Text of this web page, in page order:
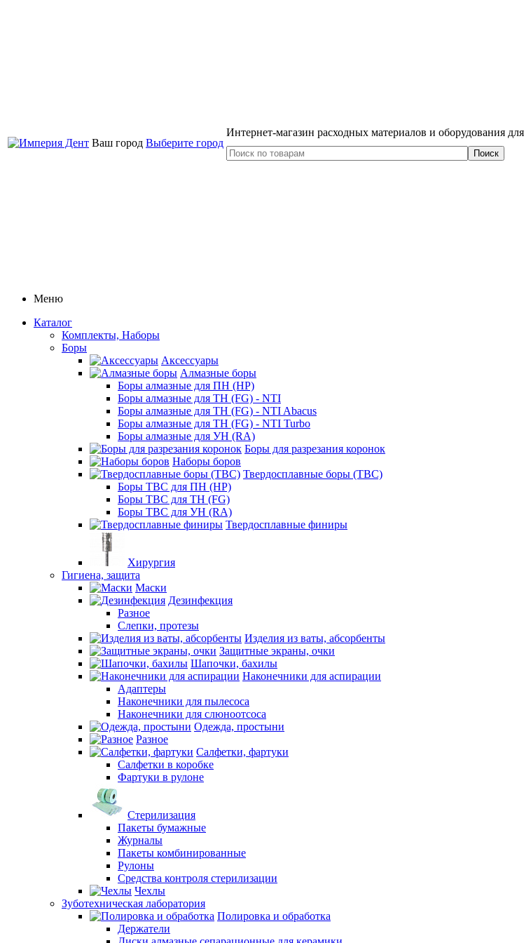
Ваш город Выберите город
Интернет-магазин расходных материалов и оборудования
Меню
Каталог
Комплекты, Наборы
Боры
Аксессуары
Алмазные боры
Боры алмазные для ПН (HP)
Боры алмазные для ТН (FG) - NTI
Боры алмазные для ТН (FG) - NTI Abacus
Боры алмазные для ТН (FG) - NTI Turbo
Боры алмазные для УН (RA)
Боры для разрезания коронок
Наборы боров
Твердосплавные боры (ТВС)
Боры ТВС для ПН (HP)
Боры ТВС для ТН (FG)
Боры ТВС для УН (RA)
Твердосплавные финиры
Хирургия
Гигиена, защита
Маски
Дезинфекция
Разное
Слепки, протезы
Изделия из ваты, абсорбенты
Защитные экраны, очки
Шапочки, бахилы
Наконечники для аспирации
Адаптеры
Наконечники для пылесоса
Наконечники для слюноотсоса
Одежда, простыни
Разное
Салфетки, фартуки
Салфетки в коробке
Фартуки в рулоне
Стерилизация
Пакеты бумажные
Журналы
Пакеты комбинированные
Рулоны
Средства контроля стерилизации
Чехлы
Зуботехническая лаборатория
Полировка и обработка
Держатели